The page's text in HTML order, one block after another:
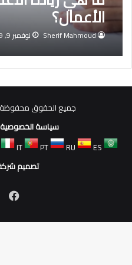
الأعمال؟
Sherif Mahmoud نوفمبر 9, 2019
جميع الحقوق محفوظة
سياسة الخصوصية
IT PT RU
ES
تصميم شركة